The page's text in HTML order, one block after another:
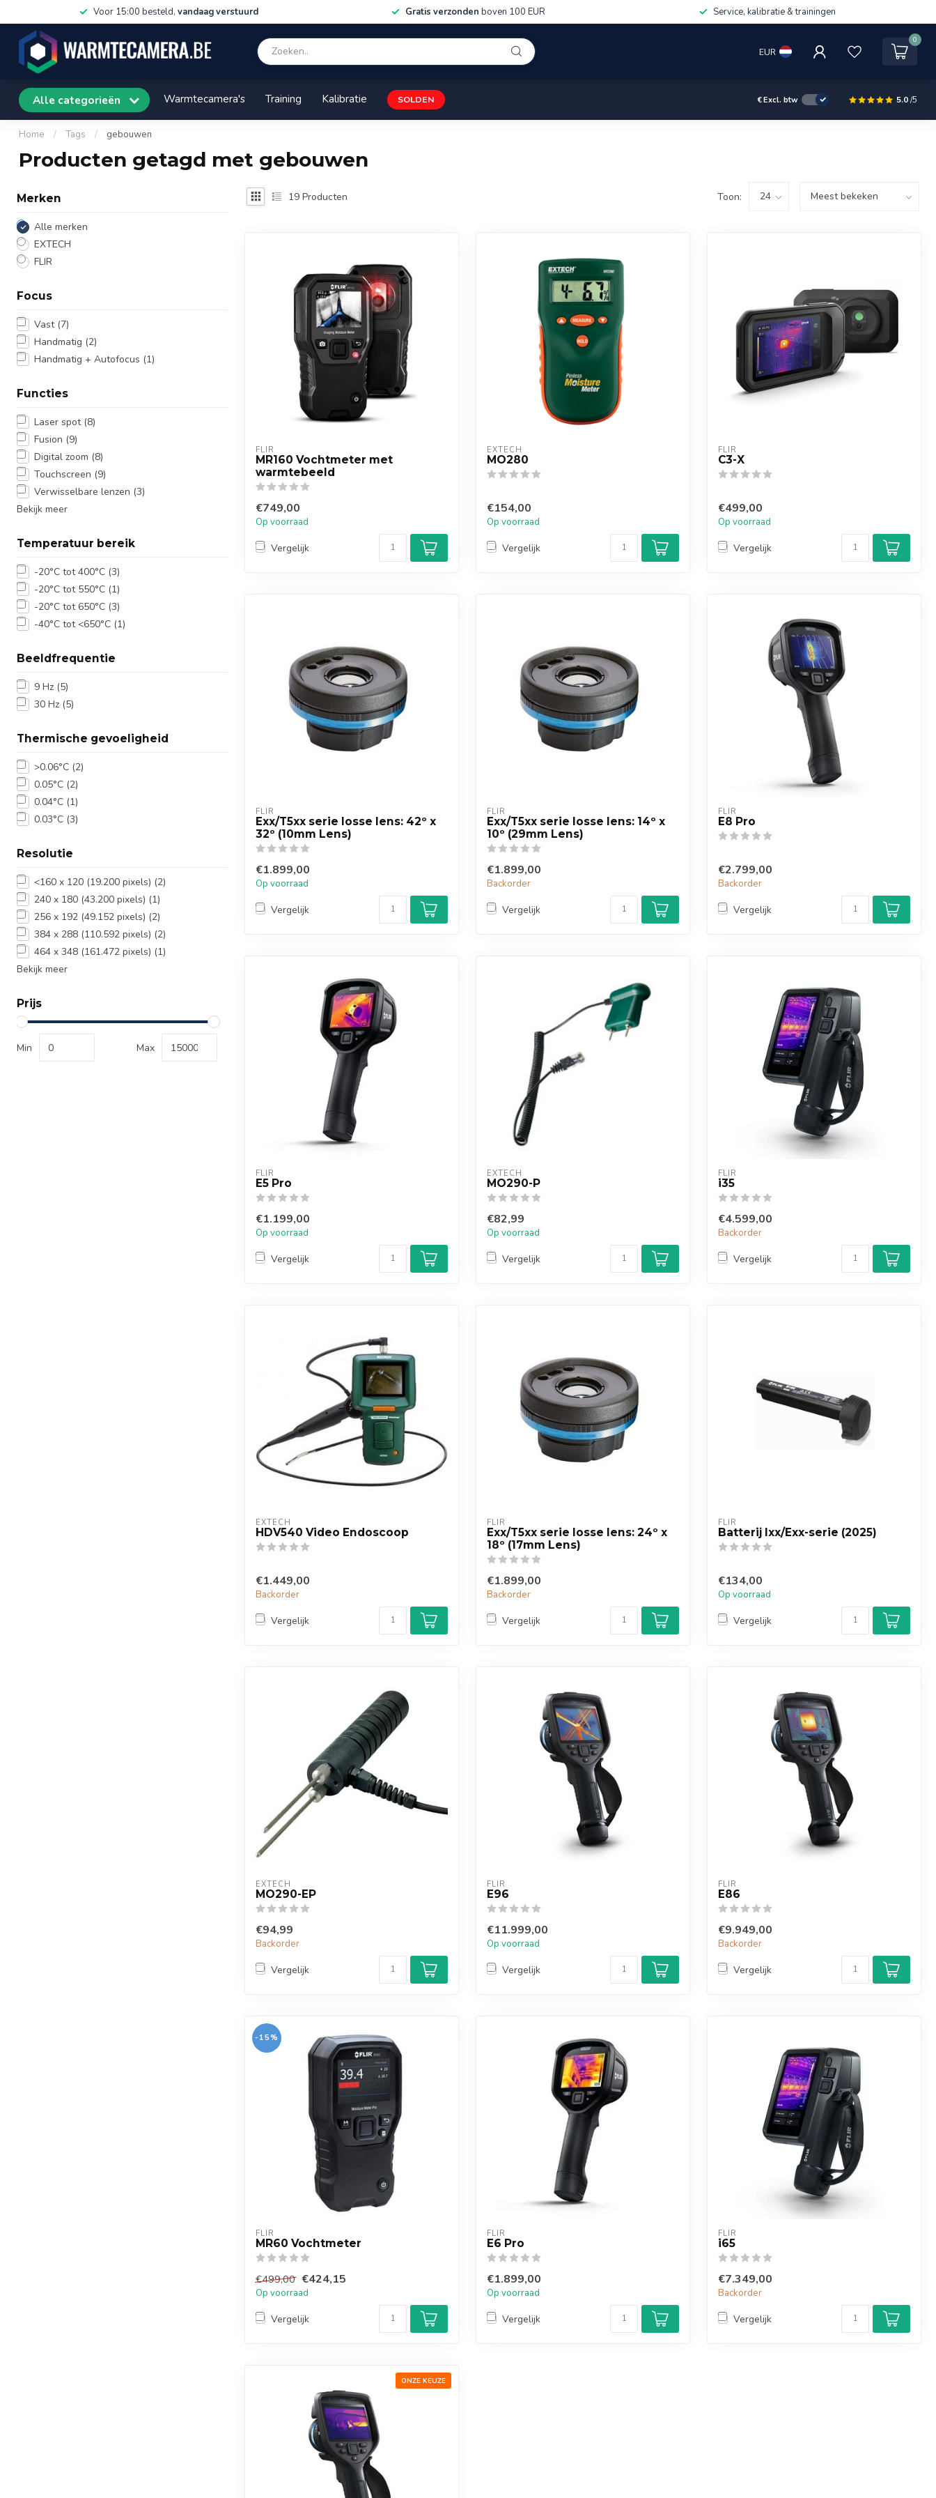
Voor 15:00 besteld, vandaag verstuurd Gratis verzonden boven 100 EUR Service, kalibratie & trainingen
EUR
0
Alle categorieën Warmtecamera's Training Kalibratie SOLDEN €Excl. btw 5.0/5
Home / Tags / gebouwen
Producten getagd met gebouwen
Merken
Alle merken
EXTECH
FLIR
Focus
Vast (7)
Handmatig (2)
Handmatig + Autofocus (1)
Functies
Laser spot (8)
Fusion (9)
Digital zoom (8)
Touchscreen (9)
Verwisselbare lenzen (3)
Bekijk meer
Temperatuur bereik
-20°C tot 400°C (3)
-20°C tot 550°C (1)
-20°C tot 650°C (3)
-40°C tot <650°C (1)
Beeldfrequentie
9 Hz (5)
30 Hz (5)
Thermische gevoeligheid
>0.06°C (2)
0.05°C (2)
0.04°C (1)
0.03°C (3)
Resolutie
<160 x 120 (19.200 pixels) (2)
240 x 180 (43.200 pixels) (1)
256 x 192 (49.152 pixels) (2)
384 x 288 (110.592 pixels) (2)
464 x 348 (161.472 pixels) (1)
Bekijk meer
Prijs
Min Max
19 Producten Toon:
FLIR
MR160 Vochtmeter met
warmtebeeld
€749,00
Op voorraad
Vergelijk
EXTECH
MO280
€154,00
Op voorraad
Vergelijk
FLIR
C3-X
€499,00
Op voorraad
Vergelijk
FLIR
Exx/T5xx serie losse lens: 42º x
32º (10mm Lens)
€1.899,00
Op voorraad
Vergelijk
FLIR
Exx/T5xx serie losse lens: 14º x
10º (29mm Lens)
€1.899,00
Backorder
Vergelijk
FLIR
E8 Pro
€2.799,00
Backorder
Vergelijk
FLIR
E5 Pro
€1.199,00
Op voorraad
Vergelijk
EXTECH
MO290-P
€82,99
Op voorraad
Vergelijk
FLIR
i35
€4.599,00
Backorder
Vergelijk
EXTECH
HDV540 Video Endoscoop
€1.449,00
Backorder
Vergelijk
FLIR
Exx/T5xx serie losse lens: 24º x
18º (17mm Lens)
€1.899,00
Backorder
Vergelijk
FLIR
Batterij Ixx/Exx-serie (2025)
€134,00
Op voorraad
Vergelijk
EXTECH
MO290-EP
€94,99
Backorder
Vergelijk
FLIR
E96
€11.999,00
Op voorraad
Vergelijk
FLIR
E86
€9.949,00
Backorder
Vergelijk
-15%
FLIR
MR60 Vochtmeter
€499,00 €424,15
Op voorraad
Vergelijk
FLIR
E6 Pro
€1.899,00
Op voorraad
Vergelijk
FLIR
i65
€7.349,00
Backorder
Vergelijk
ONZE KEUZE